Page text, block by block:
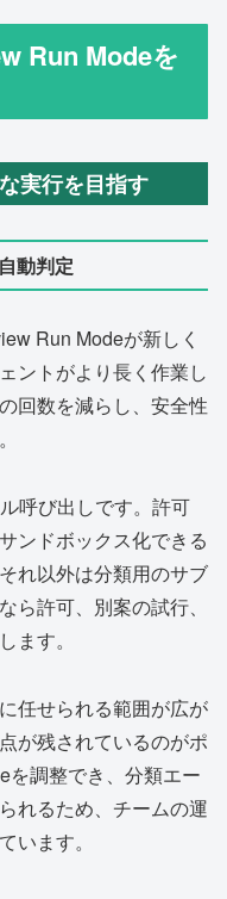
Run Modeを
実行を目指す
動判定
Run Modeが新しく
ントがより長く作業し
回数を減らし、安全性
呼び出しです。許可
ンドボックス化できる
れ以外は分類用のサブ
ら許可、別案の試行、
ます。
任せられる範囲が広が
が残されているのがポ
を調整でき、分類エー
れるため、チームの運
います。